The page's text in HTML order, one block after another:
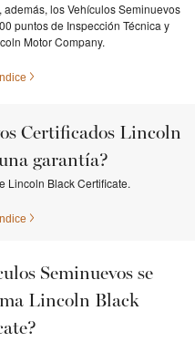
los Vehículos Seminuevos
puntos de Inspección Técnica y
Motor Company.
Certificados Lincoln
garantía?
Lincoln Black Certificate.
Seminuevos se
Lincoln Black